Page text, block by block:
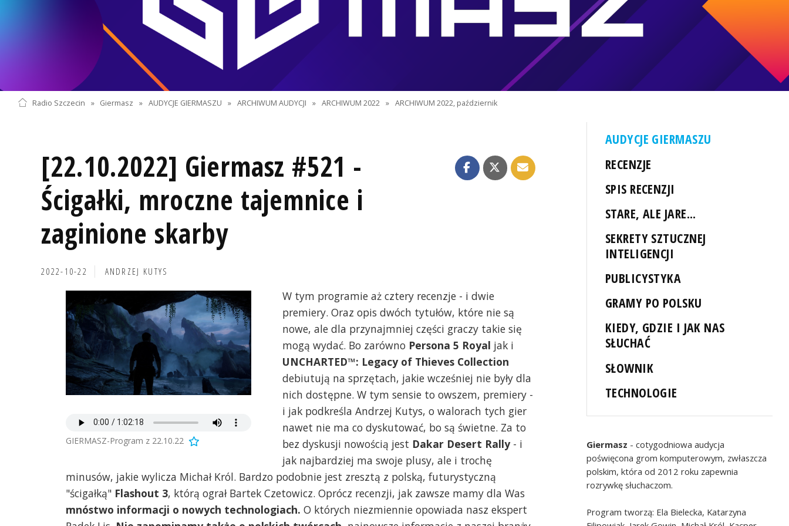
Radio Szczecin » Giermasz » AUDYCJE GIERMASZU » ARCHIWUM AUDYCJI » ARCHIWUM 2022 » ARCHIWUM 2022, październik
[22.10.2022] Giermasz #521 -
Ścigałki, mroczne tajemnice i
zaginione skarby
2022-10-22 ANDRZEJ KUTYS
GIERMASZ-Program z 22.10.22
W tym programie aż cztery recenzje - i dwie
premiery. Oraz opis dwóch tytułów, które nie są
nowe, ale dla przynajmniej części graczy takie się
mogą wydać. Bo zarówno Persona 5 Royal jak i
UNCHARTED™: Legacy of Thieves Collection
debiutują na sprzętach, jakie wcześniej nie były dla
nich dostępne. W tym sensie to owszem, premiery -
i jak podkreśla Andrzej Kutys, o walorach tych gier
nawet nie ma co dyskutować, bo są świetne. Za to
bez dyskusji nowością jest Dakar Desert Rally- i
jak najbardziej ma swoje plusy, ale i trochę
minusów, jakie wylicza Michał Król. Bardzo podobnie jest zresztą z polską, futurystyczną
"ścigałką" Flashout 3, którą ograł Bartek Czetowicz. Oprócz recenzji, jak zawsze mamy dla Was
mnóstwo informacji o nowych technologiach. O których niezmiennie opowiada nasz ekspert
AUDYCJE GIERMASZU
RECENZJE
SPIS RECENZJI
STARE, ALE JARE...
SEKRETY SZTUCZNEJ
INTELIGENCJI
PUBLICYSTYKA
GRAMY PO POLSKU
KIEDY, GDZIE I JAK NAS
SŁUCHAĆ
SŁOWNIK
TECHNOLOGIE
Giermasz - cotygodniowa audycja
poświęcona grom komputerowym, zwłaszcza
polskim, która od 2012 roku zapewnia
rozrywkę słuchaczom.
Program tworzą: Ela Bielecka, Katarzyna